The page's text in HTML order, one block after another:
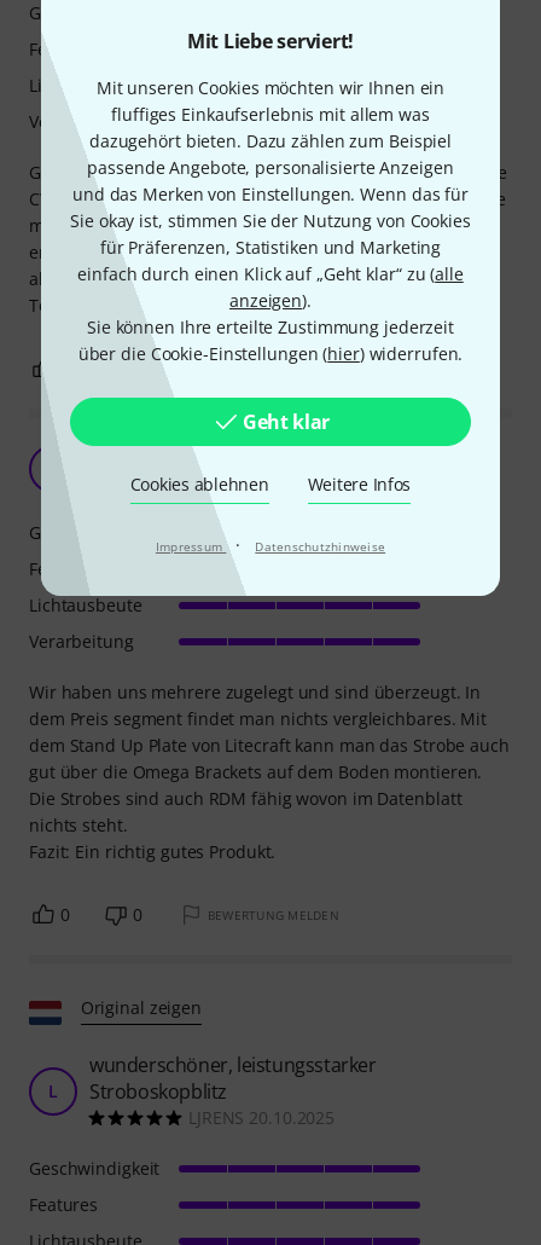
Mit Liebe serviert!
Mit unseren Cookies möchten wir Ihnen ein
fluffiges Einkaufserlebnis mit allem was
dazugehört bieten. Dazu zählen zum Beispiel
passende Angebote, personalisierte Anzeigen
und das Merken von Einstellungen. Wenn das für
Sie okay ist, stimmen Sie der Nutzung von Cookies
für Präferenzen, Statistiken und Marketing
einfach durch einen Klick auf „Geht klar“ zu (alle
anzeigen).
Sie können Ihre erteilte Zustimmung jederzeit
über die Cookie-Einstellungen (hier) widerrufen.
Geht klar
Cookies ablehnen Weitere Infos
Impressum · Datenschutzhinweise
Gute Verarbeitung, Sehr gute Farben mit den RGB LEDs. Die
CW/WW LED-"Röhre" bietet nicht den erwarteten Punch wie
man vielleicht von Geräten mit ähnlicher LED Anordnung
erwartet. Das machen die RGB LED mit ihrer Lichtstärke
aber gut wieder glatt.
Tolles Produkt, leicht und einfach zu montieren!
Geschwindigkeit
Features
Lichtausbeute
Verarbeitung
0 BEWERTUNG MELDEN
Für den Preis unschlagbar
Bkcr 17.10.2025
Wir haben uns mehrere zugelegt und sind überzeugt. In
dem Preis segment findet man nichts vergleichbares. Mit
dem Stand Up Plate von Litecraft kann man das Strobe auch
gut über die Omega Brackets auf dem Boden montieren.
Die Strobes sind auch RDM fähig wovon im Datenblatt
nichts steht.
Fazit: Ein richtig gutes Produkt.
Geschwindigkeit
Features
Lichtausbeute
Verarbeitung
0 0 BEWERTUNG MELDEN
Original zeigen
L
wunderschöner, leistungsstarker
Stroboskopblitz
LJRENS 20.10.2025
Geschwindigkeit
Features
Lichtausbeute